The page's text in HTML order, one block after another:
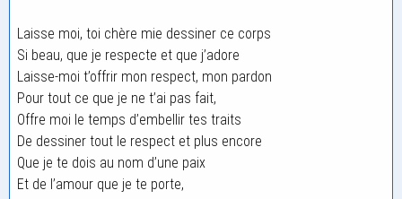
Laisse moi, toi chère mie dessiner ce corps
Si beau, que je respecte et que j’adore
Laisse-moi t’offrir mon respect, mon pardon
Pour tout ce que je ne t’ai pas fait,
Offre moi le temps d’embellir tes traits
De dessiner tout le respect et plus encore
Que je te dois au nom d’une paix
Et de l’amour que je te porte,